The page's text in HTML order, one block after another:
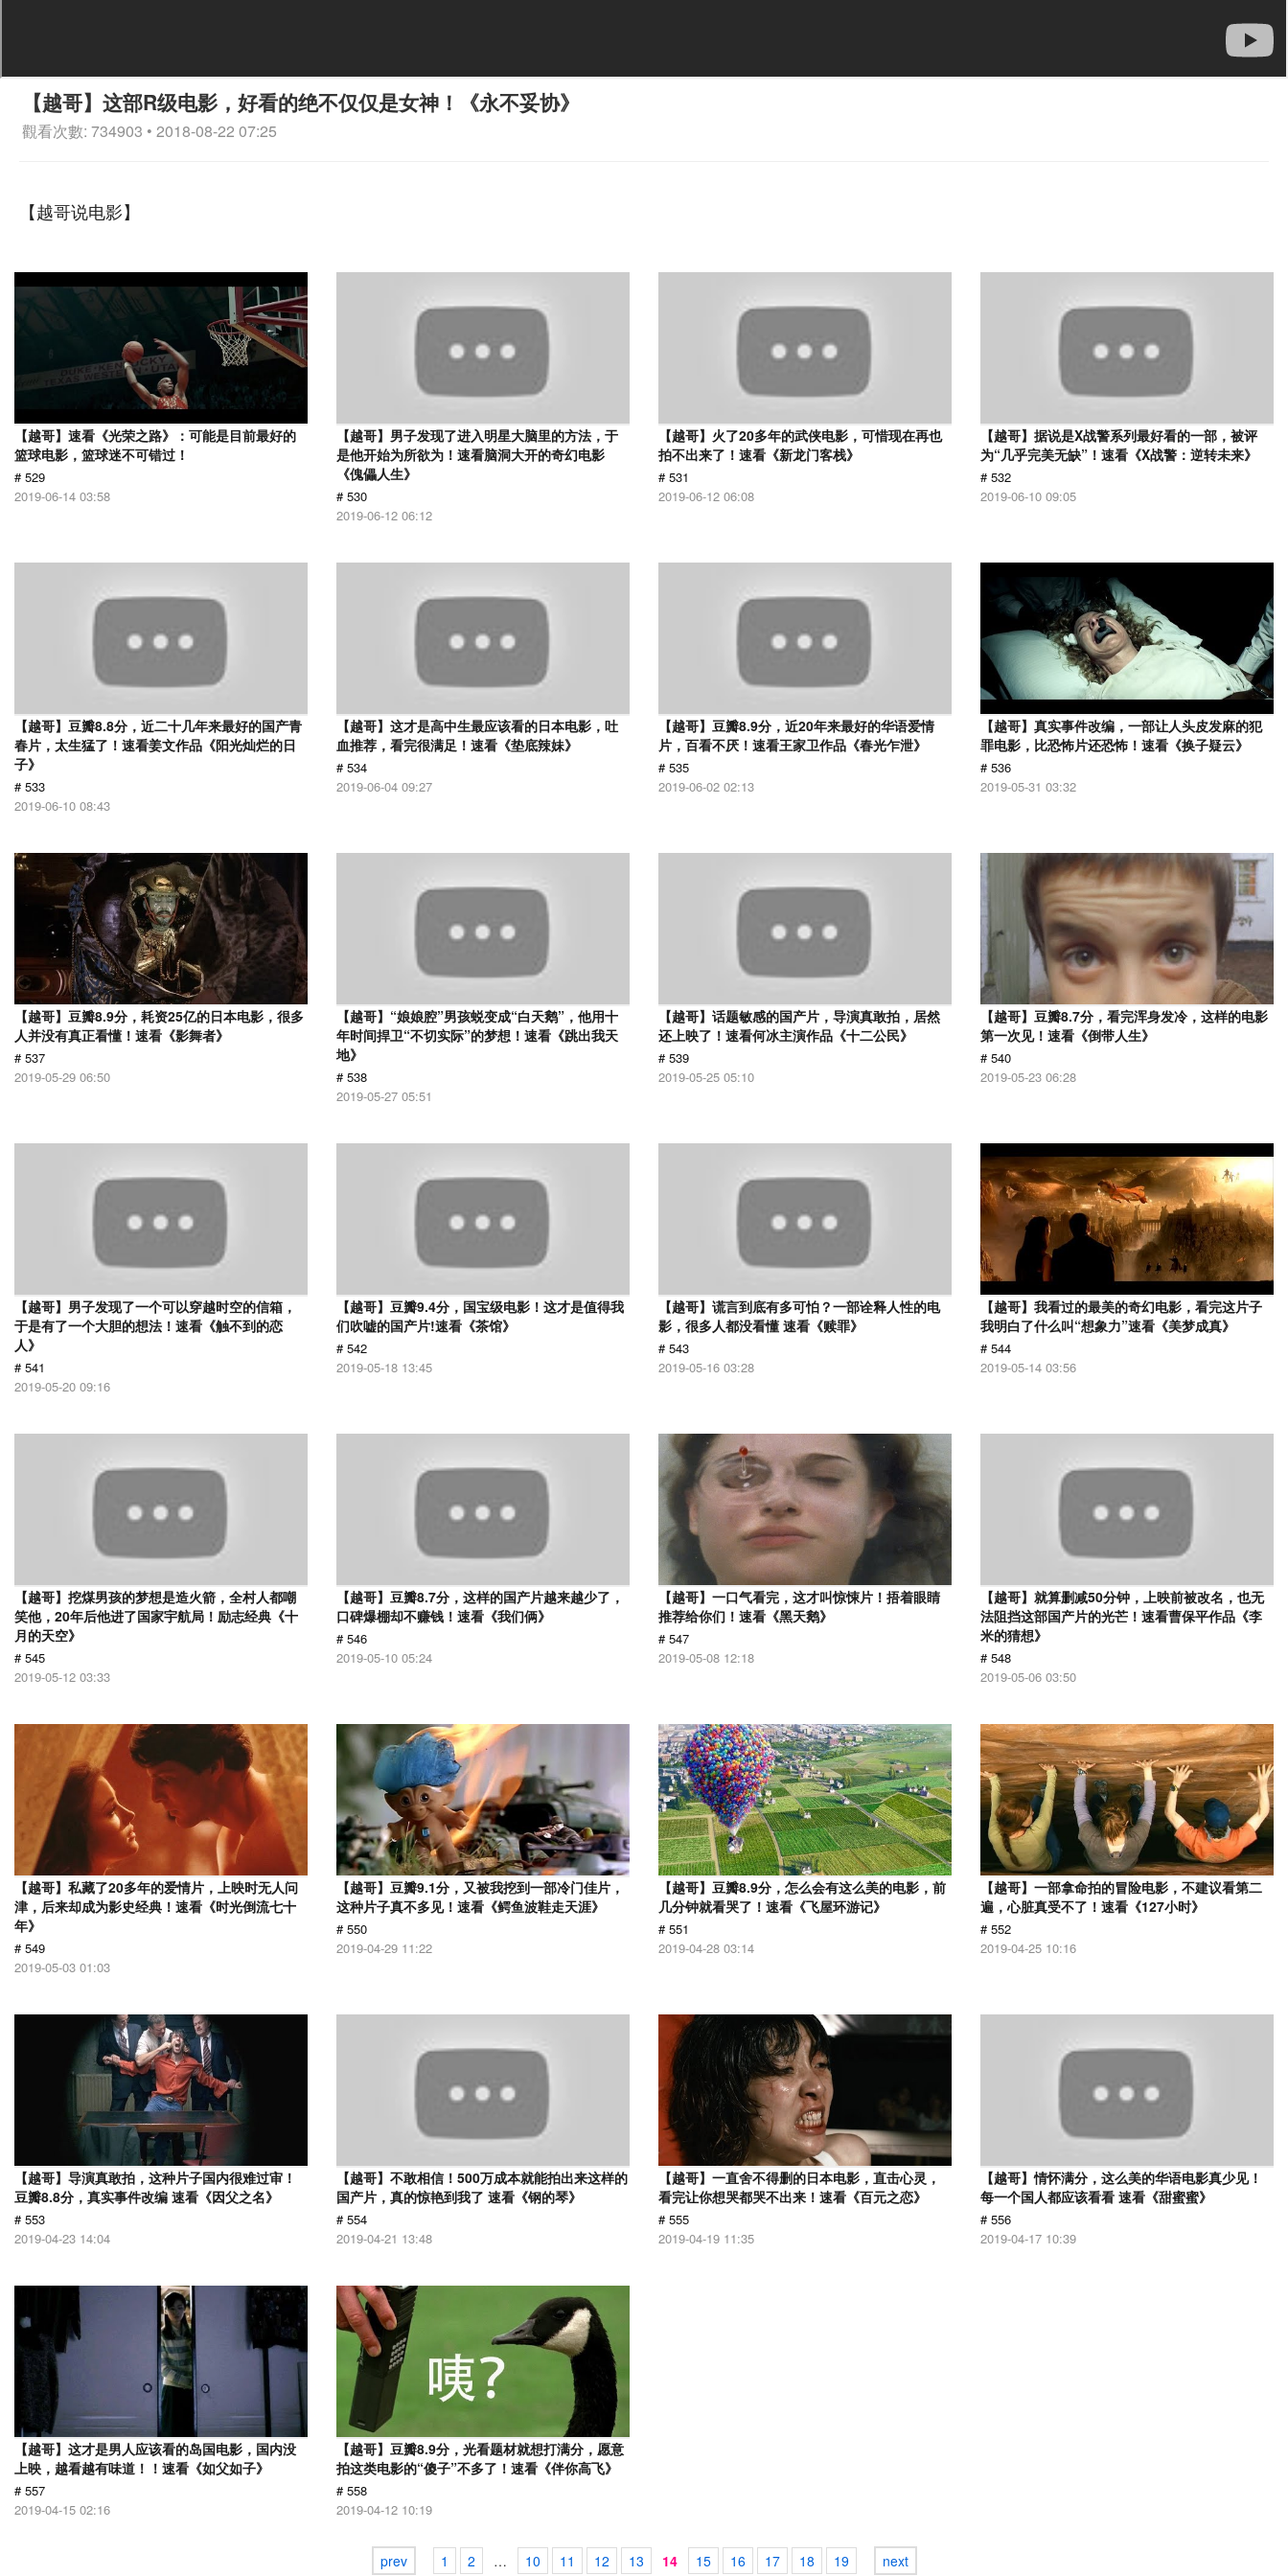
【越哥】这部R级电影，好看的绝不仅仅是女神！《永不妥协》
觀看次數: 734903 • 2018-08-22 07:25
【越哥说电影】
【越哥】速看《光荣之路》：可能是目前最好的
篮球电影，篮球迷不可错过！
# 529
2019-06-14 03:58
【越哥】男子发现了进入明星大脑里的方法，于
是他开始为所欲为！速看脑洞大开的奇幻电影
《傀儡人生》
# 530
2019-06-12 06:12
【越哥】火了20多年的武侠电影，可惜现在再也
拍不出来了！速看《新龙门客栈》
# 531
2019-06-12 06:08
【越哥】据说是X战警系列最好看的一部，被评
为“几乎完美无缺”！速看《X战警：逆转未来》
# 532
2019-06-10 09:05
【越哥】豆瓣8.8分，近二十几年来最好的国产青
春片，太生猛了！速看姜文作品《阳光灿烂的日
子》
# 533
2019-06-10 08:43
【越哥】这才是高中生最应该看的日本电影，吐
血推荐，看完很满足！速看《垫底辣妹》
# 534
2019-06-04 09:27
【越哥】豆瓣8.9分，近20年来最好的华语爱情
片，百看不厌！速看王家卫作品《春光乍泄》
# 535
2019-06-02 02:13
【越哥】真实事件改编，一部让人头皮发麻的犯
罪电影，比恐怖片还恐怖！速看《换子疑云》
# 536
2019-05-31 03:32
【越哥】豆瓣8.9分，耗资25亿的日本电影，很多
人并没有真正看懂！速看《影舞者》
# 537
2019-05-29 06:50
【越哥】“娘娘腔”男孩蜕变成“白天鹅”，他用十
年时间捍卫“不切实际”的梦想！速看《跳出我天
地》
# 538
2019-05-27 05:51
【越哥】话题敏感的国产片，导演真敢拍，居然
还上映了！速看何冰主演作品《十二公民》
# 539
2019-05-25 05:10
【越哥】豆瓣8.7分，看完浑身发冷，这样的电影
第一次见！速看《倒带人生》
# 540
2019-05-23 06:28
【越哥】男子发现了一个可以穿越时空的信箱，
于是有了一个大胆的想法！速看《触不到的恋
人》
# 541
2019-05-20 09:16
【越哥】豆瓣9.4分，国宝级电影！这才是值得我
们吹嘘的国产片!速看《茶馆》
# 542
2019-05-18 13:45
【越哥】谎言到底有多可怕？一部诠释人性的电
影，很多人都没看懂 速看《赎罪》
# 543
2019-05-16 03:28
【越哥】我看过的最美的奇幻电影，看完这片子
我明白了什么叫“想象力”速看《美梦成真》
# 544
2019-05-14 03:56
【越哥】挖煤男孩的梦想是造火箭，全村人都嘲
笑他，20年后他进了国家宇航局！励志经典《十
月的天空》
# 545
2019-05-12 03:33
【越哥】豆瓣8.7分，这样的国产片越来越少了，
口碑爆棚却不赚钱！速看《我们俩》
# 546
2019-05-10 05:24
【越哥】一口气看完，这才叫惊悚片！捂着眼睛
推荐给你们！速看《黑天鹅》
# 547
2019-05-08 12:18
【越哥】就算删减50分钟，上映前被改名，也无
法阻挡这部国产片的光芒！速看曹保平作品《李
米的猜想》
# 548
2019-05-06 03:50
【越哥】私藏了20多年的爱情片，上映时无人问
津，后来却成为影史经典！速看《时光倒流七十
年》
# 549
2019-05-03 01:03
【越哥】豆瓣9.1分，又被我挖到一部冷门佳片，
这种片子真不多见！速看《鳄鱼波鞋走天涯》
# 550
2019-04-29 11:22
【越哥】豆瓣8.9分，怎么会有这么美的电影，前
几分钟就看哭了！速看《飞屋环游记》
# 551
2019-04-28 03:14
【越哥】一部拿命拍的冒险电影，不建议看第二
遍，心脏真受不了！速看《127小时》
# 552
2019-04-25 10:16
【越哥】导演真敢拍，这种片子国内很难过审！
豆瓣8.8分，真实事件改编 速看《因父之名》
# 553
2019-04-23 14:04
【越哥】不敢相信！500万成本就能拍出来这样的
国产片，真的惊艳到我了 速看《钢的琴》
# 554
2019-04-21 13:48
【越哥】一直舍不得删的日本电影，直击心灵，
看完让你想哭都哭不出来！速看《百元之恋》
# 555
2019-04-19 11:35
【越哥】情怀满分，这么美的华语电影真少见！
每一个国人都应该看看 速看《甜蜜蜜》
# 556
2019-04-17 10:39
【越哥】这才是男人应该看的岛国电影，国内没
上映，越看越有味道！！速看《如父如子》
# 557
2019-04-15 02:16
【越哥】豆瓣8.9分，光看题材就想打满分，愿意
拍这类电影的“傻子”不多了！速看《伴你高飞》
# 558
2019-04-12 10:19
prev 1 2 … 10 11 12 13 14 15 16 17 18 19 next